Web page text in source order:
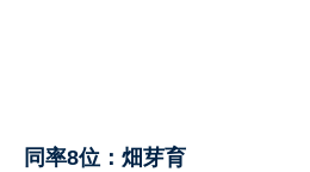
同率8位：畑芽育